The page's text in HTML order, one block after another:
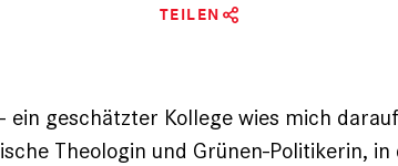
TEILEN
ein geschätzter Kollege wies mich
Theologin und Grünen-Politikerin, in